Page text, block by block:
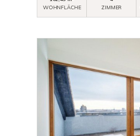
WOHNFLÄCHE
ZIMMER